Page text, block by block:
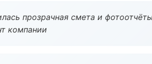
прозрачная смета и
компании